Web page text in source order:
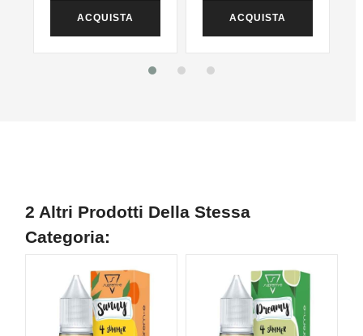
ACQUISTA ACQUISTA
2 Altri Prodotti Della Stessa
Categoria: